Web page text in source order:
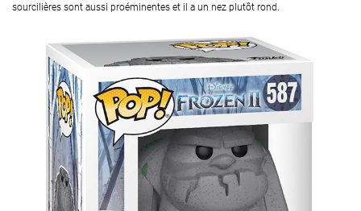
sourcilières sont aussi proéminentes et il a un nez plutôt rond.